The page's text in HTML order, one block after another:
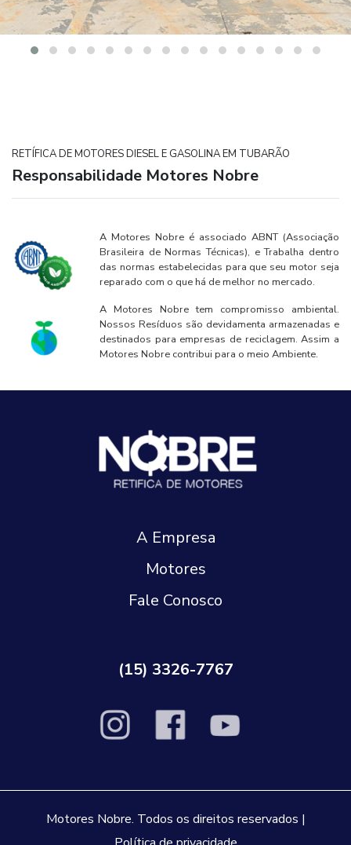
RETÍFICA DE MOTORES DIESEL E GASOLINA EM TUBARÃO
Responsabilidade Motores Nobre
A Motores Nobre é associado ABNT (Associação
Brasileira de Normas Técnicas), e Trabalha dentro
das normas estabelecidas para que seu motor seja
reparado com o que há de melhor no mercado.
A Motores Nobre tem compromisso ambiental.
Nossos Resíduos são devidamenta armazenadas e
destinados para empresas de reciclagem. Assim a
Motores Nobre contribui para o meio Ambiente.
A Empresa
Motores
Fale Conosco
(15) 3326-7767
Motores Nobre. Todos os direitos reservados |